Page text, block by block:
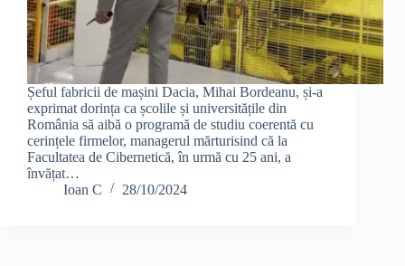
Șeful fabricii de mașini Dacia, Mihai Bordeanu, și-a
exprimat dorința ca școlile și universitățile din
România să aibă o programă de studiu coerentă cu
cerințele firmelor, managerul mărturisind că la
Facultatea de Cibernetică, în urmă cu 25 ani, a
învățat…
Ioan C
28/10/2024